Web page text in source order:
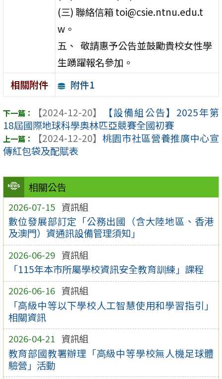
相關公告
2026-07-15 資訊組
數位發展部訂定「公務出國（含大陸地區、香港
及澳門）資通訊設備管理須知」
2026-06-29 資訊組
「115年本市所屬學校資訊安全教育訓練」課程
2026-06-16 資訊組
「高級中等以下學校人工智慧使用和學習指引」
相關資訊
2026-04-21 資訊組
教育部國教署辦理「高級中等學校無人機足球體
驗營」活動
(三) 聯絡信箱 toi@csie.ntnu.edu.t
w。
五、 敬請惠予公告並鼓勵貴校女性學
生踴躍報名參加。
相關附件
附件1
【2024-12-20】
【設備組公告】2025年第
18屆國際地球科學奧林匹亞競賽全國初賽
【2024-12-20】 桃園市社區營養推廣中心宣
傳紅包袋及配賦表